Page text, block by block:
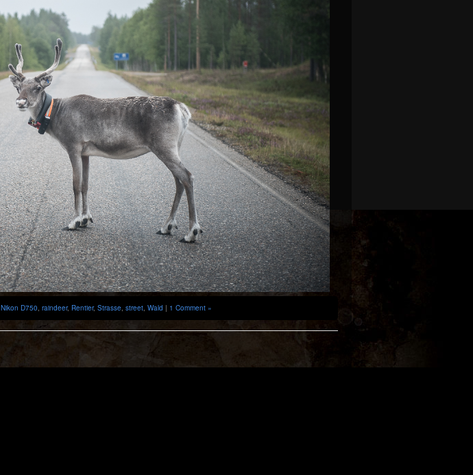
Nikon D750, raindeer, Rentier, Strasse, street, Wald | 1 Comment »